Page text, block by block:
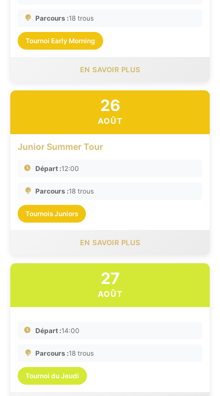
Parcours :18 trous
Tournoi Early Morning
EN SAVOIR PLUS
26
AOÛT
Junior Summer Tour
Départ :12:00
Parcours :18 trous
Tournois Juniors
EN SAVOIR PLUS
27
AOÛT
Départ :14:00
Parcours :18 trous
Tournoi du Jeudi